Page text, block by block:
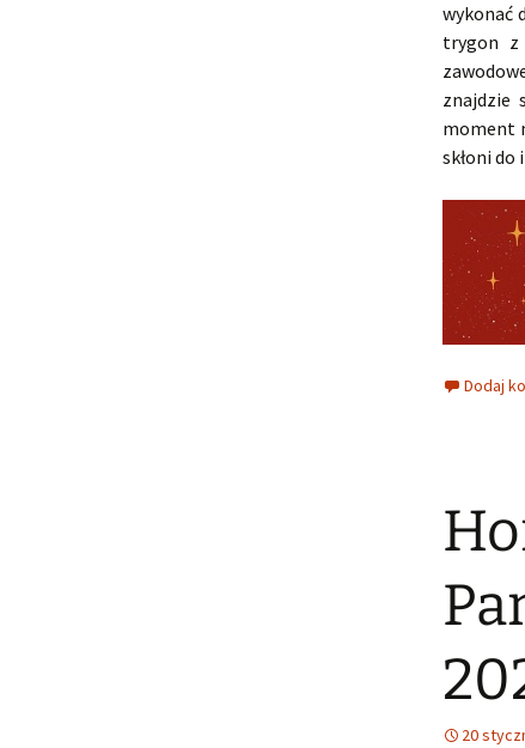
wykonać
trygon z
znajdzie
moment
skłoni
Dodaj
20